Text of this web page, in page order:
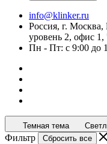
info@klinker.ru
Россия, г. Москва,
уровень 2, офис
Пн - Пт: с 9:00 до
Темная тема
Фильтр Сбросить все